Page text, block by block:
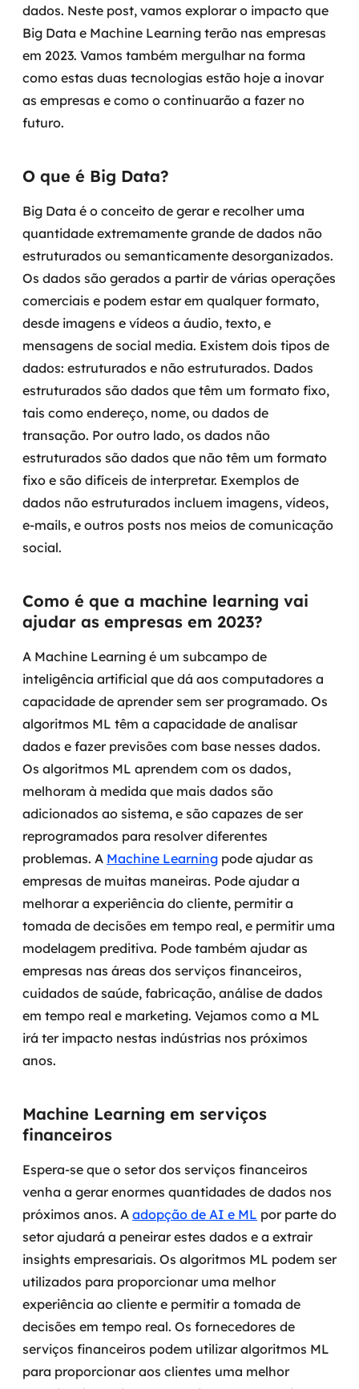
Modernização de aplicações
Desenvolvimento web e mobile
Modernização tecnológica
Arquitetura de soluções
UX / UI design
Sustentar operações com eficiência
Sustentação de aplicações
SRE / DevOps
Monitoramento 24x7
Suporte a banco de dados
FinOps
Billing Cloud
Gestão de infraestrutura
Pentest
DevSecOps
MSS
Consultoria de segurança
Simulação de Phishing
Segurança de aplicações e Cloud
dados. Neste post, vamos explorar o impacto que
Big Data e Machine Learning terão nas empresas
em 2023. Vamos também mergulhar na forma
como estas duas tecnologias estão hoje a inovar
as empresas e como o continuarão a fazer no
futuro.
O que é Big Data?
Big Data é o conceito de gerar e recolher uma
quantidade extremamente grande de dados não
estruturados ou semanticamente desorganizados.
Os dados são gerados a partir de várias operações
comerciais e podem estar em qualquer formato,
desde imagens e vídeos a áudio, texto, e
mensagens de social media. Existem dois tipos de
dados: estruturados e não estruturados. Dados
estruturados são dados que têm um formato fixo,
tais como endereço, nome, ou dados de
transação. Por outro lado, os dados não
estruturados são dados que não têm um formato
fixo e são difíceis de interpretar. Exemplos de
dados não estruturados incluem imagens, vídeos,
e-mails, e outros posts nos meios de comunicação
social.
Como é que a machine learning vai
ajudar as empresas em 2023?
A Machine Learning é um subcampo de
inteligência artificial que dá aos computadores a
capacidade de aprender sem ser programado. Os
algoritmos ML têm a capacidade de analisar
dados e fazer previsões com base nesses dados.
Os algoritmos ML aprendem com os dados,
melhoram à medida que mais dados são
adicionados ao sistema, e são capazes de ser
reprogramados para resolver diferentes
problemas. A Machine Learning pode ajudar as
empresas de muitas maneiras. Pode ajudar a
melhorar a experiência do cliente, permitir a
tomada de decisões em tempo real, e permitir uma
modelagem preditiva. Pode também ajudar as
empresas nas áreas dos serviços financeiros,
cuidados de saúde, fabricação, análise de dados
em tempo real e marketing. Vejamos como a ML
irá ter impacto nestas indústrias nos próximos
anos.
Machine Learning em serviços
financeiros
Espera-se que o setor dos serviços financeiros
venha a gerar enormes quantidades de dados nos
próximos anos. A adopção de AI e ML por parte do
setor ajudará a peneirar estes dados e a extrair
insights empresariais. Os algoritmos ML podem ser
utilizados para proporcionar uma melhor
experiência ao cliente e permitir a tomada de
decisões em tempo real. Os fornecedores de
serviços financeiros podem utilizar algoritmos ML
para proporcionar aos clientes uma melhor